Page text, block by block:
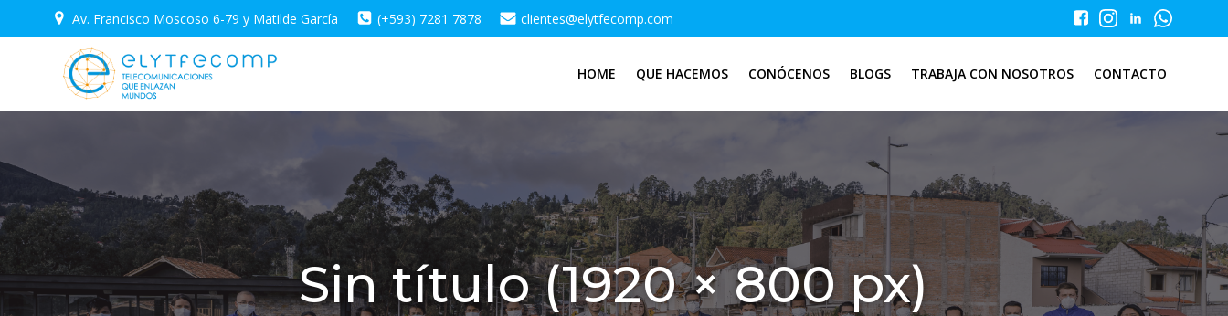
al
Av. Francisco Moscoso 6-79 y Matilde García (+593) 7281 7878 clientes@elytfecomp.com
HOME QUE HACEMOS CONÓCENOS BLOGS TRABAJA CON NOSOTROS CONTACTO
Sin título (1920 × 800 px)